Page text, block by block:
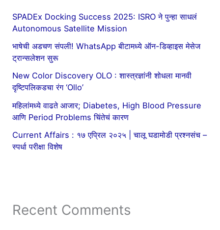
SPADEx Docking Success 2025: ISRO ने पुन्हा साधलं
Autonomous Satellite Mission
भाषेची अडचण संपली! WhatsApp बीटामध्ये ऑन-डिव्हाइस मेसेज
ट्रान्सलेशन सुरू
New Color Discovery OLO : शास्त्रज्ञांनी शोधला मानवी
दृष्टिपलिकडचा रंग ‘Ollo’
महिलांमध्ये वाढते आजार; Diabetes, High Blood Pressure
आणि Period Problems चिंतेचं कारण
Current Affairs : १७ एप्रिल २०२५ | चालू घडामोडी प्रश्नसंच –
स्पर्धा परीक्षा विशेष
Recent Comments